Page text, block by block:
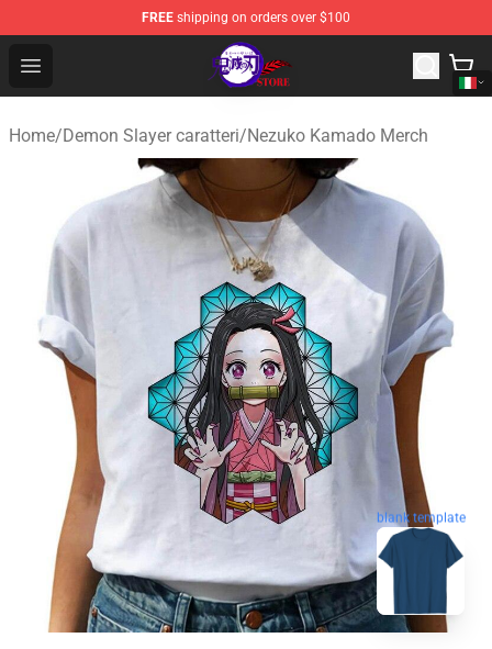
FREE shipping on orders over $100
Open menu
Kimetsu no Yaiba Store - Official Kimetsu no Yaiba
Home/Demon Slayer caratteri/Nezuko Kamado Merch
blank template